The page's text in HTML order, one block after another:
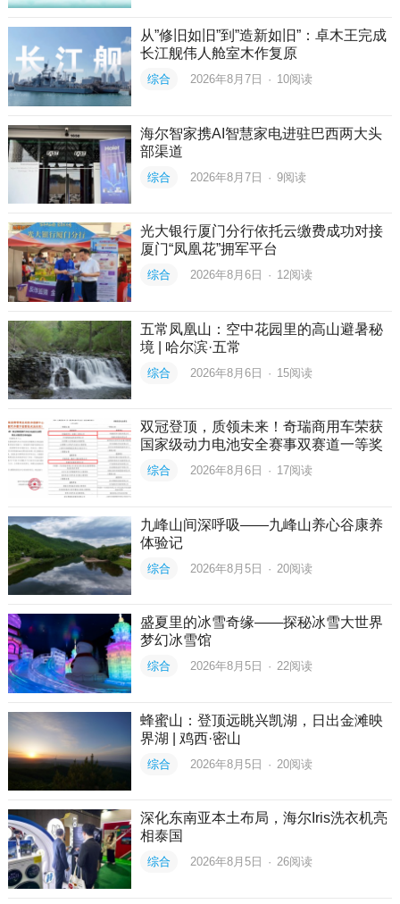
从”修旧如旧”到”造新如旧”：卓木王完成
长江舰伟人舱室木作复原
综合 2026年8月7日 · 10阅读
海尔智家携AI智慧家电进驻巴西两大头
部渠道
综合 2026年8月7日 · 9阅读
光大银行厦门分行依托云缴费成功对接
厦门“凤凰花”拥军平台
综合 2026年8月6日 · 12阅读
五常凤凰山：空中花园里的高山避暑秘
境 | 哈尔滨·五常
综合 2026年8月6日 · 15阅读
双冠登顶，质领未来！奇瑞商用车荣获
国家级动力电池安全赛事双赛道一等奖
综合 2026年8月6日 · 17阅读
九峰山间深呼吸——九峰山养心谷康养
体验记
综合 2026年8月5日 · 20阅读
盛夏里的冰雪奇缘——探秘冰雪大世界
梦幻冰雪馆
综合 2026年8月5日 · 22阅读
蜂蜜山：登顶远眺兴凯湖，日出金滩映
界湖 | 鸡西·密山
综合 2026年8月5日 · 20阅读
深化东南亚本土布局，海尔Iris洗衣机亮
相泰国
综合 2026年8月5日 · 26阅读